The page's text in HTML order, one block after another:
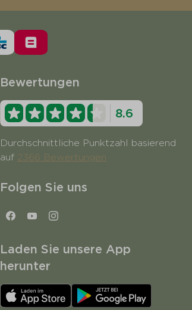
Bewertungen
8.6
Durchschnittliche Punktzahl basierend
auf 2366 Bewertungen
Folgen Sie uns
Laden Sie unsere App
herunter